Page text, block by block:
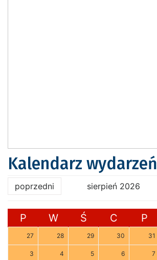
Kalendarz wydarzeń
poprzedni sierpień 2026
P W Ś C P
27 28 29 30 31
3 4 5 6 7